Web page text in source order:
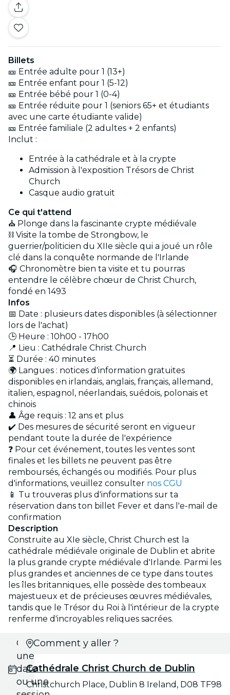
Billets
🎫 Entrée adulte pour 1 (13+)
🎫 Entrée enfant pour 1 (5-12)
🎫 Entrée bébé pour 1 (0-4)
🎫 Entrée réduite pour 1 (seniors 65+ et étudiants
avec une carte étudiante valide)
🎫 Entrée familiale (2 adultes + 2 enfants)
Inclut :
Entrée à la cathédrale et à la crypte
Admission à l'exposition Trésors de Christ
Church
Casque audio gratuit
Ce qui t'attend
⛪ Plonge dans la fascinante crypte médiévale
⛓️ Visite la tombe de Strongbow, le
guerrier/politicien du XIIe siècle qui a joué un rôle
clé dans la conquête normande de l'Irlande
🎧 Chronomètre bien ta visite et tu pourras
entendre le célèbre chœur de Christ Church,
fondé en 1493
Infos
📅 Date : plusieurs dates disponibles (à sélectionner
lors de l'achat)
🕒 Heure : 10h00 - 17h00
📍 Lieu : Cathédrale Christ Church
⏳ Durée : 40 minutes
🌍 Langues : notices d'information gratuites
disponibles en irlandais, anglais, français, allemand,
italien, espagnol, néerlandais, suédois, polonais et
chinois
👤 Âge requis : 12 ans et plus
✔️ Des mesures de sécurité seront en vigueur
pendant toute la durée de l'expérience
❓ Pour cet événement, toutes les ventes sont
finales et les billets ne peuvent pas être
remboursés, échangés ou modifiés. Pour plus
d'informations, veuillez consulter nos CGU
📱 Tu trouveras plus d'informations sur ta
réservation dans ton billet Fever et dans l'e-mail de
confirmation
Description
Construite au XIe siècle, Christ Church est la
cathédrale médiévale originale de Dublin et abrite
la plus grande crypte médiévale d'Irlande. Parmi les
plus grandes et anciennes de ce type dans toutes
les îles britanniques, elle possède des tombeaux
majestueux et de précieuses œuvres médiévales,
tandis que le Trésor du Roi à l'intérieur de la crypte
renferme d'incroyables reliques sacrées.
Choisis
une
date
ou une
Comment y aller ?
Cathédrale Christ Church de Dublin
Christchurch Place, Dublin 8 Ireland, D08 TF98